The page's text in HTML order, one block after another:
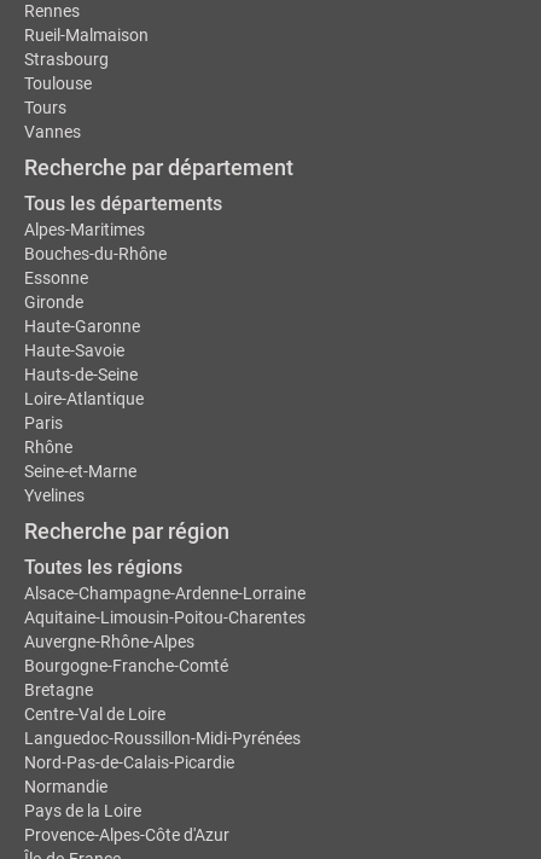
Rennes
Rueil-Malmaison
Strasbourg
Toulouse
Tours
Vannes
Recherche par département
Tous les départements
Alpes-Maritimes
Bouches-du-Rhône
Essonne
Gironde
Haute-Garonne
Haute-Savoie
Hauts-de-Seine
Loire-Atlantique
Paris
Rhône
Seine-et-Marne
Yvelines
Recherche par région
Toutes les régions
Alsace-Champagne-Ardenne-Lorraine
Aquitaine-Limousin-Poitou-Charentes
Auvergne-Rhône-Alpes
Bourgogne-Franche-Comté
Bretagne
Centre-Val de Loire
Languedoc-Roussillon-Midi-Pyrénées
Nord-Pas-de-Calais-Picardie
Normandie
Pays de la Loire
Provence-Alpes-Côte d'Azur